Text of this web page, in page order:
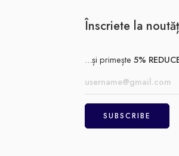
Înscriete la
...și primește 5%